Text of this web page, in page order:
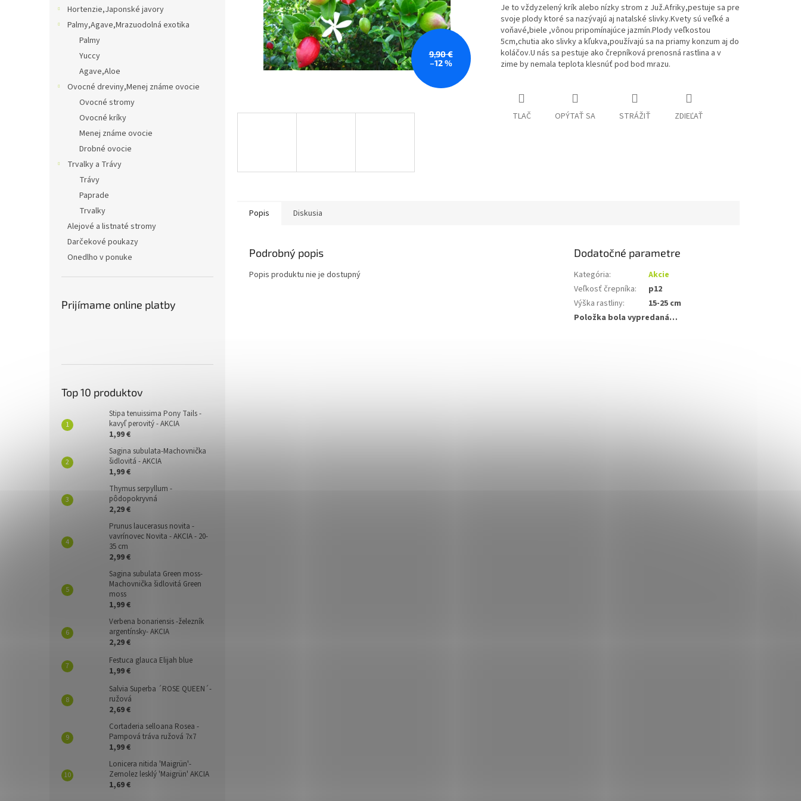
Hortenzie,Japonské javory
Palmy,Agave,Mrazuodolná exotika
Palmy
Yuccy
Agave,Aloe
Ovocné dreviny,Menej známe ovocie
Ovocné stromy
Ovocné kríky
Menej známe ovocie
Drobné ovocie
Trvalky a Trávy
Trávy
Paprade
Trvalky
Alejové a listnaté stromy
Darčekové poukazy
Onedlho v ponuke
Prijímame online platby
Top 10 produktov
Stipa tenuissima Pony Tails -
kavyľ perovitý - AKCIA
1,99 €
Sagina subulata-Machovnička
šidlovitá - AKCIA
1,99 €
Thymus serpyllum -
pôdopokryvná
2,29 €
Prunus laucerasus novita -
vavrínovec Novita - AKCIA - 20-
35 cm
2,99 €
Sagina subulata Green moss-
Machovnička šidlovitá Green
moss
1,99 €
Verbena bonariensis -železník
argentínsky- AKCIA
2,29 €
Festuca glauca Elijah blue
1,99 €
Salvia Superba ´ROSE QUEEN´-
ružová
2,69 €
Cortaderia selloana Rosea -
Pampová tráva ružová 7x7
1,99 €
Lonicera nitida 'Maigrün'-
Zemolez lesklý 'Maigrün' AKCIA
1,69 €
9,90 €
–12 %
Je to vždyzelený krík alebo nízky strom z Juž.Afriky,pestuje sa pre
svoje plody ktoré sa nazývajú aj natalské slivky.Kvety sú veľké a
voňavé,biele ,vônou pripomínajúce jazmín.Plody veľkostou
5cm,chutia ako slivky a kľukva,používajú sa na priamy konzum aj do
koláčov.U nás sa pestuje ako črepníková prenosná rastlina a v
zime by nemala teplota klesnúť pod bod mrazu.
TLAČ OPÝTAŤ SA STRÁŽIŤ ZDIEĽAŤ
Popis Diskusia
Podrobný popis
Popis produktu nie je dostupný
Dodatočné parametre
Kategória:
Akcie
Veľkosť črepníka:
p12
Výška rastliny:
15-25 cm
Položka bola vypredaná…